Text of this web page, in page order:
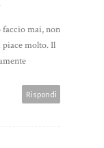
faccio mai, non
molto. Il
Rispondi